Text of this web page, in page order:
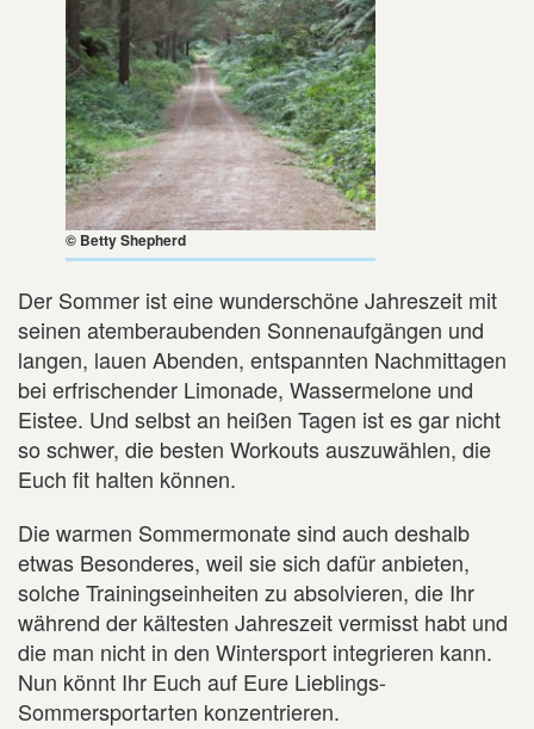
© Betty Shepherd
Der Sommer ist eine wunderschöne Jahreszeit mit
seinen atemberaubenden Sonnenaufgängen und
langen, lauen Abenden, entspannten Nachmittagen
bei erfrischender Limonade, Wassermelone und
Eistee. Und selbst an heißen Tagen ist es gar nicht
so schwer, die besten Workouts auszuwählen, die
Euch fit halten können.
Die warmen Sommermonate sind auch deshalb
etwas Besonderes, weil sie sich dafür anbieten,
solche Trainingseinheiten zu absolvieren, die Ihr
während der kältesten Jahreszeit vermisst habt und
die man nicht in den Wintersport integrieren kann.
Nun könnt Ihr Euch auf Eure Lieblings-
Sommersportarten konzentrieren.